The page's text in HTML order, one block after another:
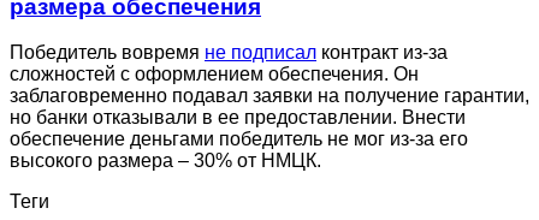
размера обеспечения
Победитель вовремя не подписал контракт из-за
сложностей с оформлением обеспечения. Он
заблаговременно подавал заявки на получение гарантии,
но банки отказывали в ее предоставлении. Внести
обеспечение деньгами победитель не мог из-за его
высокого размера – 30% от НМЦК.
Теги